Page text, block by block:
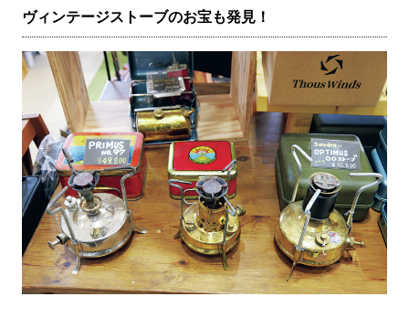
ヴィンテージストーブのお宝も発見！